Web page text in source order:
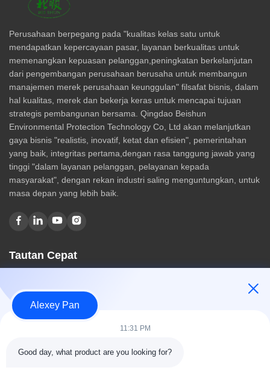
Perusahaan berpegang pada "kualitas kelas satu untuk
mendapatkan kepercayaan pasar, layanan berkualitas untuk
memenangkan kepuasan pelanggan,peningkatan berkelanjutan
dari pengembangan perusahaan berusaha untuk membangun
manajemen merek perusahaan keunggulan" filsafat bisnis, dalam
hal kualitas, merek dan bekerja keras untuk mencapai tujuan
strategis pembangunan bersama. Qingdao Beishun
Environmental Protection Technology Co, Ltd akan melanjutkan
gaya bisnis "realistis, inovatif, ketat dan efisien", pemerintahan
yang baik, integritas pertama,dengan rasa tanggung jawab yang
tinggi "dalam layanan pelanggan, pelayanan kepada
masyarakat", dengan rekan industri saling menguntungkan, untuk
masa depan yang lebih baik.
Tautan Cepat
Tentang kami
Produk
Kategori
Alexey Pan
11:31 PM
Good day, what product are you looking for?